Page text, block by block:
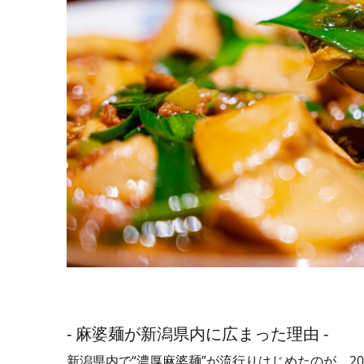
- 麻婆麺が新潟県内に広まった理由 -